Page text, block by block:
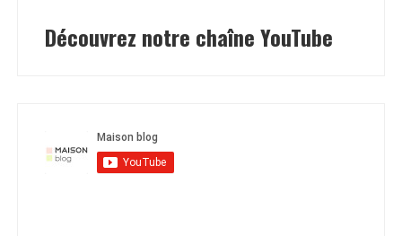
Découvrez notre chaîne YouTube